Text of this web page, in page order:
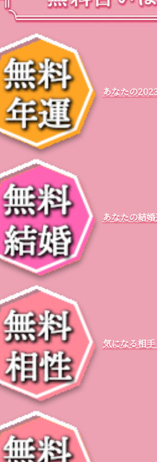
あなたの
あなたの結
気になる相